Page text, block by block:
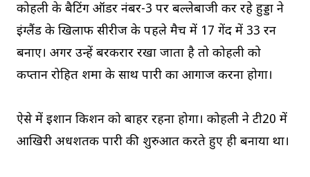
कोहली के बैटिंग ऑर्डर नंबर-3 पर बल्लेबाजी कर रहे हुड्डा ने
इंग्लैंड के खिलाफ सीरीज के पहले मैच में 17 गेंद में 33 रन
बनाए। अगर उन्हें बरकरार रखा जाता है तो कोहली को
कप्तान रोहित शर्मा के साथ पारी का आगाज करना होगा।
ऐसे में ईशान किशन को बाहर रहना होगा। कोहली ने टी20 में
आखिरी अर्धशतक पारी की शुरुआत करते हुए ही बनाया था।